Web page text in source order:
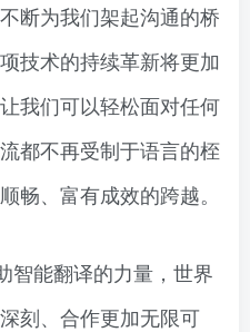
断为我们架起沟通的桥
技术的持续革新将更加
我们可以轻松面对任何
都不再受制于语言的桎
畅、富有成效的跨越。
智能翻译的力量，世界
刻、合作更加无限可